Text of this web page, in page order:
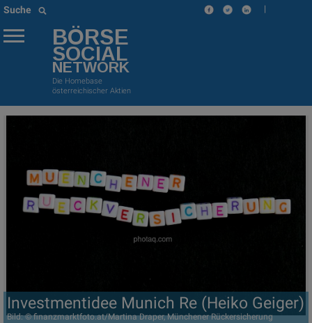
Suche |
BÖRSE
SOCIAL
NETWORK
Die Homebase
österreichischer Aktien
Investmentidee Munich Re (Heiko Geiger)
Bild: © finanzmarktfoto.at/Martina Draper, Münchener Rückersicherung